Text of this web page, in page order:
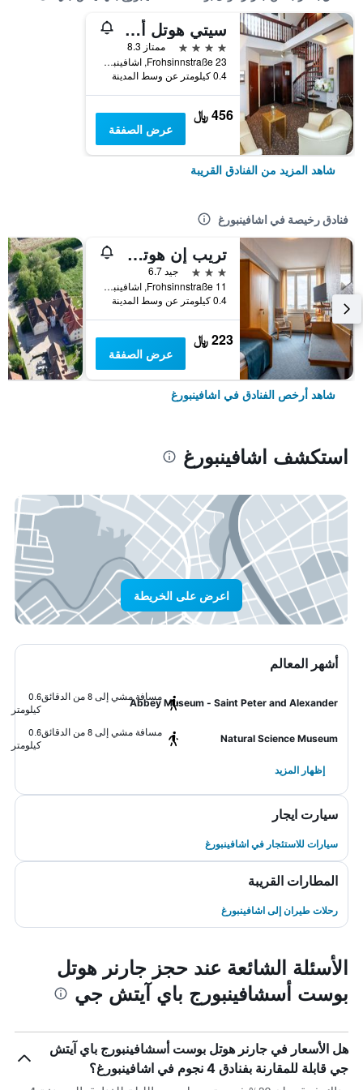
سيتي هوتل أشافينبورج
4 نجوم
ممتاز 8.3
Frohsinnstraße 23, اشافينبورغ, بافاريا, ألمانيا
0.4 كيلومتر عن وسط المدينة
456 ﷼
عرض الصفقة
شاهد المزيد من الفنادق القريبة
فنادق رخيصة في اشافينبورغ
تريب إن هوتل أشافنبورجر هوف
3 نجوم
جيد 6.7
Frohsinnstraße 11, اشافينبورغ, بافاريا, ألمانيا
0.4 كيلومتر عن وسط المدينة
223 ﷼
عرض الصفقة
شاهد أرخص الفنادق في اشافينبورغ
استكشف اشافينبورغ
اعرض على الخريطة
أشهر المعالم
Abbey Museum - Saint Peter and Alexander
مسافة مشي إلى 8 من الدقائق
0.6
كيلومتر
Natural Science Museum
مسافة مشي إلى 8 من الدقائق
0.6
كيلومتر
إظهار المزيد
سيارت ايجار
سيارات للاستئجار في اشافينبورغ
المطارات القريبة
رحلات طيران إلى اشافينبورغ
الأسئلة الشائعة عند حجز جارنر هوتل
بوست أسشافينبورج باي آيتش جي
هل الأسعار في جارنر هوتل بوست أسشافينبورج باي آيتش
جي قابلة للمقارنة بفنادق 4 نجوم في اشافينبورغ؟